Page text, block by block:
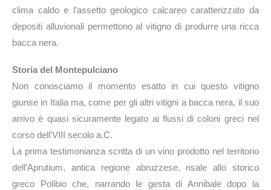
clima caldo e l’assetto geologico calcareo caratterizzato da
depositi alluvionali permettono al vitigno di produrre una ricca
bacca nera.
Storia del Montepulciano
Non conosciamo il momento esatto in cui questo vitigno
giunse in Italia ma, come per gli altri vitigni a bacca nera, il suo
arrivo è quasi sicuramente legato ai flussi di coloni greci nel
corso dell’VIII secolo a.C.
La prima testimonianza scritta di un vino prodotto nel territorio
dell’Aprutium, antica regione abruzzese, risale allo storico
greco Polibio che, narrando le gesta di Annibale dopo la